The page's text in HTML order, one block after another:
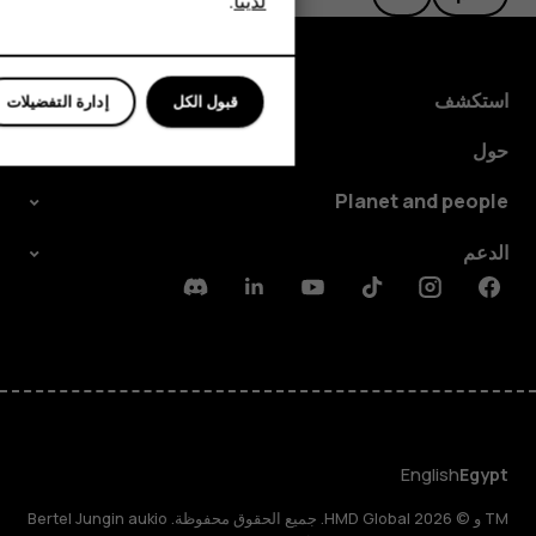
للأعمال
الأجهزة اللوحية
استكشف
حول
Planet and people
الدعم
Facebook
Instagram
Tiktok
Youtube
Linkedin
Discord
Egypt
English
TM و © 2026 HMD Global. جميع الحقوق محفوظة. Bertel Jungin aukio
إدارة التفضيلات قبول الكل